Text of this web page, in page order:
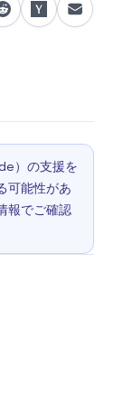
）の支援を
可能性があ
報でご確認